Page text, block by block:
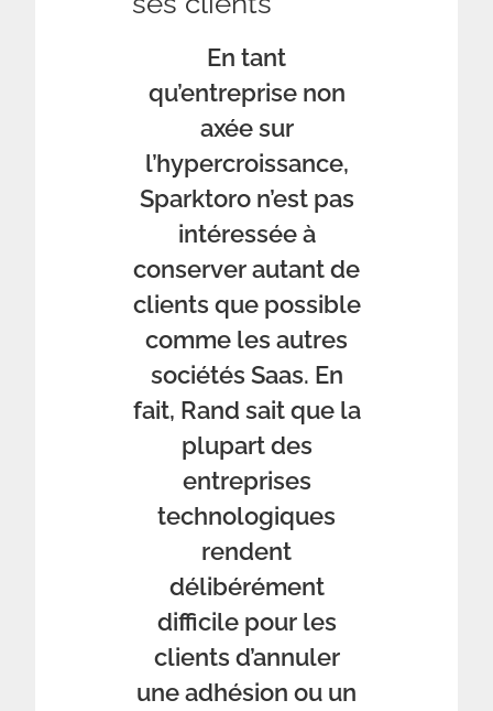
En tant
qu’entreprise non
axée sur
l’hypercroissance,
Sparktoro n’est pas
intéressée à
conserver autant de
clients que possible
comme les autres
sociétés Saas. En
fait, Rand sait que la
plupart des
entreprises
technologiques
rendent
délibérément
difficile pour les
clients d’annuler
une adhésion ou un